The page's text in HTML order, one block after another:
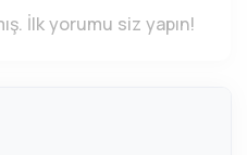
İlk yorumu siz yapın!